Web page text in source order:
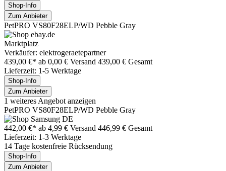
Shop-Info
Zum Anbieter
PetPRO VS80F28ELP/WD Pebble Gray
Marktplatz
Verkäufer: elektrogeraetepartner
439,00 €* ab 0,00 € Versand 439,00 € Gesamt
Lieferzeit: 1-5 Werktage
Shop-Info
Zum Anbieter
1 weiteres Angebot anzeigen
PetPRO VS80F28ELP/WD Pebble Gray
442,00 €* ab 4,99 € Versand 446,99 € Gesamt
Lieferzeit: 1-3 Werktage
14 Tage kostenfreie Rücksendung
Shop-Info
Zum Anbieter